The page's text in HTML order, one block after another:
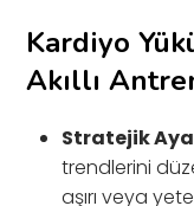
Kardiyo
Akıllı
Stratejik
trendlerini
aşırı veya